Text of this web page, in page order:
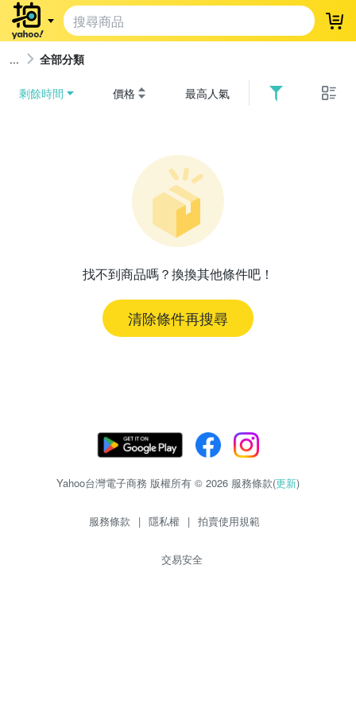
登
全部分類
剩餘時間 價格 最高人氣
找不到商品嗎？換換其他條件吧！
清除條件再搜尋
Yahoo台灣電子商務 版權所有 © 2026 服務條款(更新)
服務條款 | 隱私權 | 拍賣使用規範
交易安全